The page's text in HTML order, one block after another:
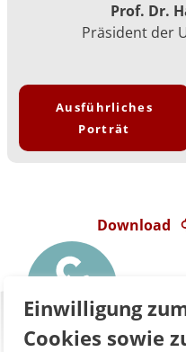
Prof. Dr.
Präsident der
Ausführliches
Porträt
Download
Einwilligung
Cookies sowie